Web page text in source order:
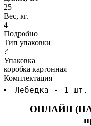
25
Вес, кг.
4
Подробно
Тип упаковки
?
Упаковка
коробка картонная
Комплектация
Лебедка - 1 шт.
ОНЛАЙН (НА